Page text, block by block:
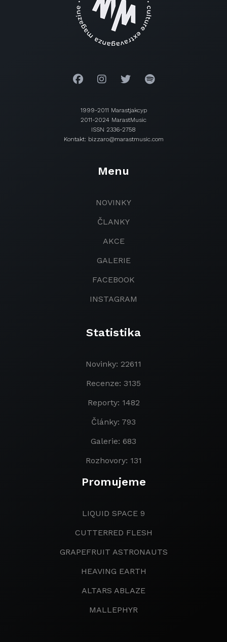
1999-2011 Marastjakcyp
2011-2024 MarastMusic
ISSN 2336-2758
Kontakt: bizzaro@marastmusic.com
Menu
NOVINKY
ČLANKY
AKCE
GALERIE
FACEBOOK
INSTAGRAM
Statistika
Novinky: 22611
Recenze: 3135
Reporty: 1482
Články: 793
Galerie: 683
Rozhovory: 131
Promujeme
LIQUID SPACE 9
CUTTERRED FLESH
GRAPEFRUIT ASTRONAUTS
HEAVING EARTH
ALTARS ABLAZE
MALLEPHYR